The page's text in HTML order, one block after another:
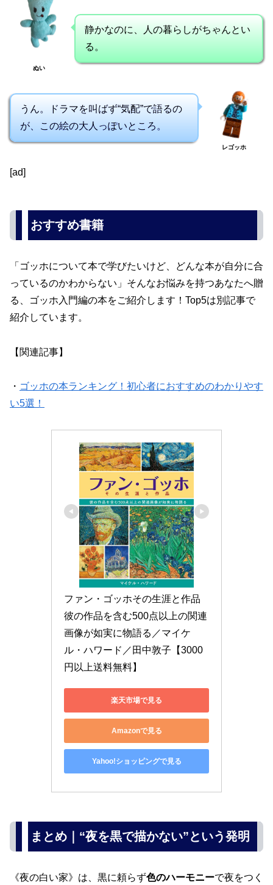
ぬい
静かなのに、人の暮らしがちゃんとい
る。
うん。ドラマを叫ばず“気配”で語るの
が、この絵の大人っぽいところ。
レゴッホ
[ad]
おすすめ書籍
「ゴッホについて本で学びたいけど、どんな本が自分に合
っているのかわからない」そんなお悩みを持つあなたへ贈
る、ゴッホ入門編の本をご紹介します！Top5は別記事で
紹介しています。
【関連記事】
・ ゴッホの本ランキング！初心者におすすめのわかりやす
い5選！
ファン・ゴッホその生涯と作品
彼の作品を含む500点以上の関連
画像が如実に物語る／マイケ
ル・ハワード／田中敦子【3000
円以上送料無料】
楽天市場で見る
Amazonで見る
Yahoo!ショッピングで見る
まとめ｜“夜を黒で描かない”という発明
《夜の白い家》は、黒に頼らず色のハーモニーで夜をつく